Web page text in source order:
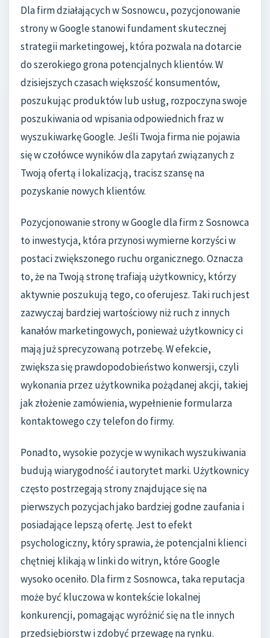
Dla firm działających w Sosnowcu, pozycjonowanie
strony w Google stanowi fundament skutecznej
strategii marketingowej, która pozwala na dotarcie
do szerokiego grona potencjalnych klientów. W
dzisiejszych czasach większość konsumentów,
poszukując produktów lub usług, rozpoczyna swoje
poszukiwania od wpisania odpowiednich fraz w
wyszukiwarkę Google. Jeśli Twoja firma nie pojawia
się w czołówce wyników dla zapytań związanych z
Twoją ofertą i lokalizacją, tracisz szansę na
pozyskanie nowych klientów.
Pozycjonowanie strony w Google dla firm z Sosnowca
to inwestycja, która przynosi wymierne korzyści w
postaci zwiększonego ruchu organicznego. Oznacza
to, że na Twoją stronę trafiają użytkownicy, którzy
aktywnie poszukują tego, co oferujesz. Taki ruch jest
zazwyczaj bardziej wartościowy niż ruch z innych
kanałów marketingowych, ponieważ użytkownicy ci
mają już sprecyzowaną potrzebę. W efekcie,
zwiększa się prawdopodobieństwo konwersji, czyli
wykonania przez użytkownika pożądanej akcji, takiej
jak złożenie zamówienia, wypełnienie formularza
kontaktowego czy telefon do firmy.
Ponadto, wysokie pozycje w wynikach wyszukiwania
budują wiarygodność i autorytet marki. Użytkownicy
często postrzegają strony znajdujące się na
pierwszych pozycjach jako bardziej godne zaufania i
posiadające lepszą ofertę. Jest to efekt
psychologiczny, który sprawia, że potencjalni klienci
chętniej klikają w linki do witryn, które Google
wysoko oceniło. Dla firm z Sosnowca, taka reputacja
może być kluczowa w kontekście lokalnej
konkurencji, pomagając wyróżnić się na tle innych
przedsiębiorstw i zdobyć przewagę na rynku.